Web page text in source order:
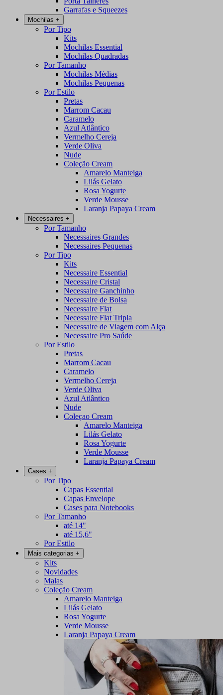
Garrafas e Squeezes
Mochilas +
Por Tipo
Kits
Mochilas Essential
Mochilas Quadradas
Por Tamanho
Mochilas Médias
Mochilas Pequenas
Por Estilo
Pretas
Marrom Cacau
Caramelo
Azul Atlântico
Vermelho Cereja
Verde Oliva
Nude
Coleção Cream
Amarelo Manteiga
Lilás Gelato
Rosa Yogurte
Verde Mousse
Laranja Papaya Cream
Necessaires +
Por Tamanho
Necessaires Grandes
Necessaires Pequenas
Por Tipo
Kits
Necessaire Essential
Necessaire Cristal
Necessaire Ganchinho
Necessaire de Bolsa
Necessaire Flat
Necessaire Flat Tripla
Necessaire de Viagem com Alça
Necessaire Pro Saúde
Por Estilo
Pretas
Marrom Cacau
Caramelo
Vermelho Cereja
Verde Oliva
Azul Atlântico
Nude
Coleçao Cream
Amarelo Manteiga
Lilás Gelato
Rosa Yogurte
Verde Mousse
Laranja Papaya Cream
Cases +
Por Tipo
Capas Essential
Capas Envelope
Cases para Notebooks
Por Tamanho
até 14"
até 15,6"
Por Estilo
Mais categorias +
Kits
Novidades
Malas
Coleção Cream
Amarelo Manteiga
Lilás Gelato
Rosa Yogurte
Verde Mousse
Laranja Papaya Cream